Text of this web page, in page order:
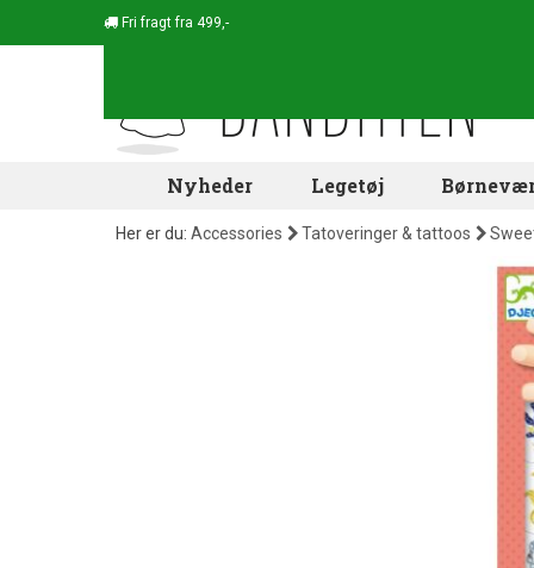
Fri fragt fra 499,-
Nyheder Legetøj
Her er du: Accessories Tatoveringer & tattoos